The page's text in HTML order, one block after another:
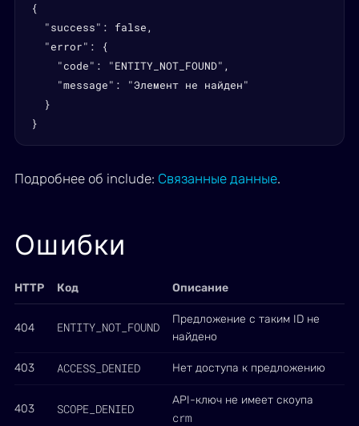
{
  "success": false,
  "error": {
    "code": "ENTITY_NOT_FOUND",
    "message": "Элемент не найден"
  }
}
Подробнее об include: Связанные данные.
Ошибки
HTTP Код Описание
404 ENTITY_NOT_FOUND
Предложение с таким ID не
найдено
403 ACCESS_DENIED Нет доступа к предложению
403 SCOPE_DENIED
API-ключ не имеет скоупа
crm